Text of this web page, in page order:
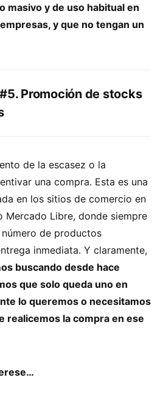
masivo y de uso habitual en
y que no tengan un
Promoción de stocks
de la escasez o la
una compra. Esta es una
en los sitios de comercio en
Mercado Libre, donde siempre
de productos
inmediata. Y claramente,
buscando desde hace
que solo queda uno en
lo queremos o necesitamos
realicemos la compra en ese